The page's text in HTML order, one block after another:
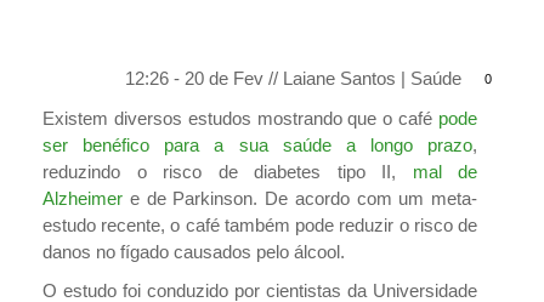
0
12:26 - 20 de Fev // Laiane Santos | Saúde
Existem diversos estudos mostrando que o café pode
ser benéfico para a sua saúde a longo prazo,
reduzindo o risco de diabetes tipo II, mal de
Alzheimer e de Parkinson. De acordo com um meta-
estudo recente, o café também pode reduzir o risco de
danos no fígado causados pelo álcool.
O estudo foi conduzido por cientistas da Universidade